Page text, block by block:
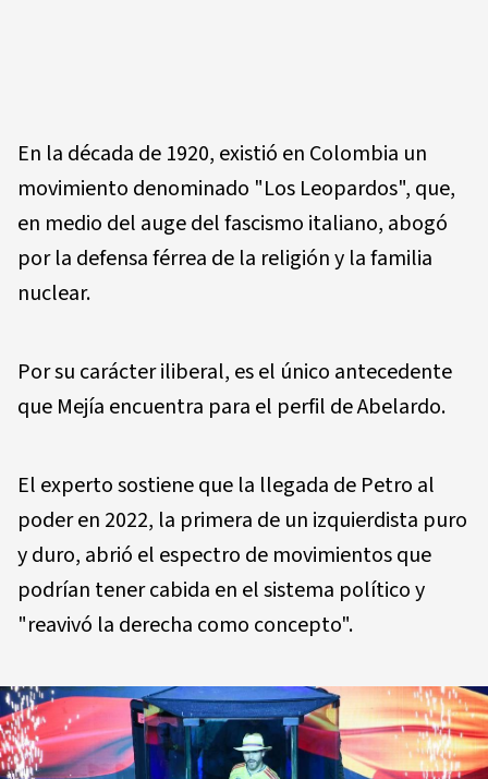
En la década de 1920, existió en Colombia un
movimiento denominado "Los Leopardos", que,
en medio del auge del fascismo italiano, abogó
por la defensa férrea de la religión y la familia
nuclear.
Por su carácter iliberal, es el único antecedente
que Mejía encuentra para el perfil de Abelardo.
El experto sostiene que la llegada de Petro al
poder en 2022, la primera de un izquierdista puro
y duro, abrió el espectro de movimientos que
podrían tener cabida en el sistema político y
"reavivó la derecha como concepto".